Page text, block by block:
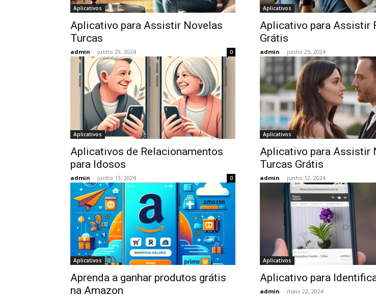
Aplicativos
Aplicativo para Assistir Novelas
Turcas
admin - junho 29, 2024 0
Aplicativos
Aplicativo para Assistir
Grátis
admin - junho 25, 2024
Aplicativos
Aplicativos de Relacionamentos
para Idosos
admin - junho 13, 2024 0
Aplicativos
Aplicativo para Assistir
Turcas Grátis
admin - junho 12, 2024
Aplicativos
Aprenda a ganhar produtos grátis
na Amazon
Aplicativos
Aplicativo para
admin - maio 22, 2024